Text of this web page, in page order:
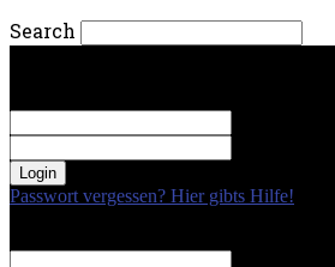
Search
Passwort vergessen? Hier gibts Hilfe!